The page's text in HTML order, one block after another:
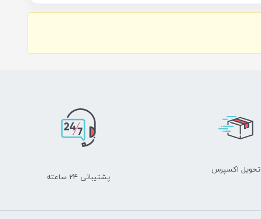
تحویل اکسپرس
پشتیبانی 24 ساعته